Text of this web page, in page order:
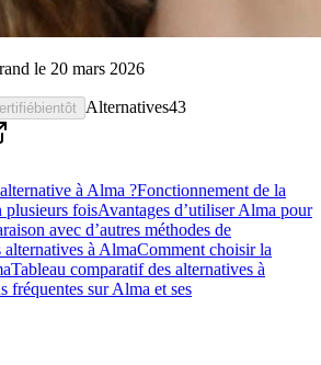
le 20 mars 2026
bientôt Alternatives43
à Alma ?Fonctionnement de la
plusieurs foisAvantages d’utiliser Alma pour
avec d’autres méthodes de
à AlmaComment choisir la
Tableau comparatif des alternatives à
sur Alma et ses